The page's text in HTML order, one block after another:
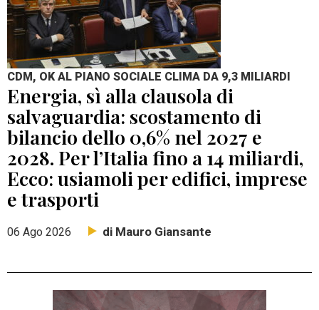
CDM, OK AL PIANO SOCIALE CLIMA DA 9,3 MILIARDI
Energia, sì alla clausola di
salvaguardia: scostamento di
bilancio dello 0,6% nel 2027 e
2028. Per l’Italia fino a 14 miliardi,
Ecco: usiamoli per edifici, imprese
e trasporti
06 Ago 2026 di Mauro Giansante